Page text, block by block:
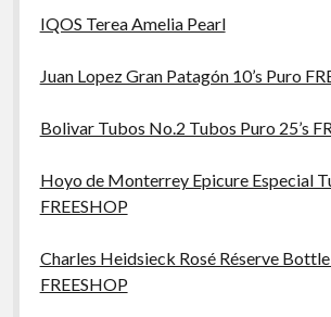
IQOS Terea Amelia Pearl
Juan Lopez Gran Patagón 10’s Puro
Bolivar Tubos No.2 Tubos Puro 25’s
Hoyo de Monterrey Epicure Especial
FREESHOP
Charles Heidsieck Rosé Réserve
FREESHOP